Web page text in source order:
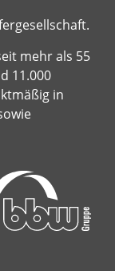
mehr als 55
11.000
in